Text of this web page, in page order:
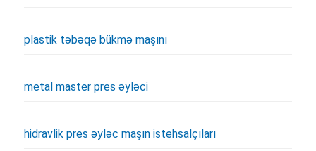
plastik təbəqə bükmə maşını
metal master pres əyləci
hidravlik pres əyləc maşın istehsalçıları